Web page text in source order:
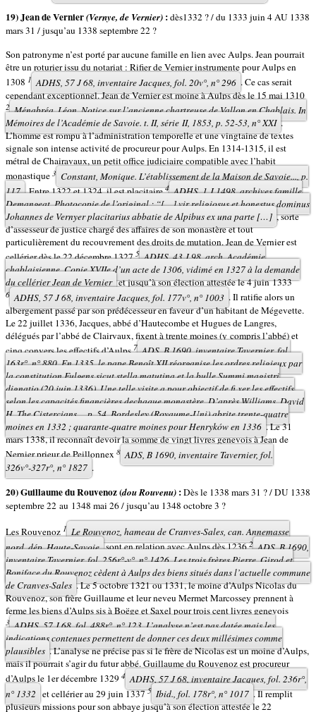
19) Jean de Vernier(Vernye, de Vernier) :dès1332 ? / du 1333 juin 4 AU 1338
mars 31 / jusqu’au 1338 septembre 22 ?
Son patronyme n’est porté par aucune famille en lien avec Aulps. Jean pourrait
être un roturier issu du notariat : Rifier de Vernier instrumente pour Aulps en
1308 1 ADHS, 57 J 68, inventaire Jacques, fol. 20v°, n° 296 . Ce cas serait
cependant exceptionnel. Jean de Vernier est moine à Aulps dès le 15 mai 1310
2 Ménabréa, Léon. Notice sur l’ancienne chartreuse de Vallon en Chablais. In
Mémoires de l’Académie de Savoie. t. II, série II, 1853, p. 52-53, n° XXI .
L’homme est rompu à l’administration temporelle et une vingtaine de textes
signale son intense activité de procureur pour Aulps. En 1314-1315, il est
métral de Chairavaux, un petit office judiciaire compatible avec l’habit
monastique 3 Constant, Monique. L’établissement de la Maison de Savoie..., p.
117 . Entre 1322 et 1324, il est placitaire 4 ADHS, 1 J 1498, archives famille
Demangeat. Photocopie de l’original : “[…]vir religiosus et honestus dominus
Johannes de Vernyer placitarius abbatie de Alpibus ex una parte […] , sorte
d’assesseur de justice chargé des affaires de son monastère et tout
particulièrement du recouvrement des droits de mutation. Jean de Vernier est
cellérier dès le 22 décembre 1327 5 ADHS, 43 J 98, arch. Académie
chablaisienne. Copie XVIIe d’un acte de 1306, vidimé en 1327 à la demande
du cellérier Jean de Vernier et jusqu’à son élection attestée le 4 juin 1333
6 ADHS, 57 J 68, inventaire Jacques, fol. 177v°, n° 1003 . Il ratifie alors un
albergement passé par son prédécesseur en faveur d’un habitant de Mégevette.
Le 22 juillet 1336, Jacques, abbé d’Hautecombe et Hugues de Langres,
délégués par l’abbé de Clairvaux, fixent à trente moines (y compris l’abbé) et
cinq convers les effectifs d’Aulps 7 ADS, B 1690, inventaire Tavernier, fol.
163r°, n° 880. En 1335, le pape Benoît XII réorganise les ordres religieux par
la constitutionFulgens sicut stella matutina et la bulle Summi magistri
dignatio(20 juin 1336). Une telle visite a pour objectif de fi xer les effectifs
selon les capacités financières dechaque monastère. D’après Williams, David
H.The Cistercians..., p. 54, Bordesley (Royaume-Uni) abrite trente-quatre
moines en 1332 ; quarante-quatre moines pour Henryków en 1336 . Le 31
mars 1338, il reconnaît devoir la somme de vingt livres genevois à Jean de
Nernier prieur de Peillonnex 8 ADS, B 1690, inventaire Tavernier, fol.
326v°-327r°, n° 1827 .
20) Guillaume du Rouvenoz (dou Rouvenu) :Dès le 1338 mars 31 ? / DU 1338
septembre 22 au 1348 mai 26 / jusqu’au 1348 octobre 3 ?
Les Rouvenoz 1 Le Rouvenoz, hameau de Cranves-Sales, can. Annemasse
nord, dép. Haute-Savoie sont en relation avec Aulps dès 1236 2 ADS, B 1690,
inventaire Tavernier, fol. 256r°-v°, n° 1426. Les trois frères Pierre, Girod et
Boniface du Rouvenoz cèdent à Aulps des biens situés dans l’actuelle commune
de Cranves-Sales . Le 5 octobre 1321 ou 1331, le moine d’Aulps Nicolas du
Rouvenoz, son frère Guillaume et leur neveu Mermet Marcossey prennent à
ferme les biens d’Aulps sis à Boëge et Saxel pour trois cent livres genevois
3 ADHS, 57 J 68, fol. 488r°, n° 123. L’analyse n’est pas datée mais les
indications contenues permettent de donner ces deux millésimes comme
plausibles . L’analyse ne précise pas si le frère de Nicolas est un moine d’Aulps,
mais il pourrait s’agir du futur abbé. Guillaume du Rouvenoz est procureur
d’Aulps le 1er décembre 1329 4 ADHS, 57 J 68, inventaire Jacques, fol. 236r°,
n° 1332 et cellérier au 29 juin 1337 5 Ibid., fol. 178r°, n° 1017 . Il remplit
plusieurs missions pour son abbaye jusqu’à son élection attestée le 22